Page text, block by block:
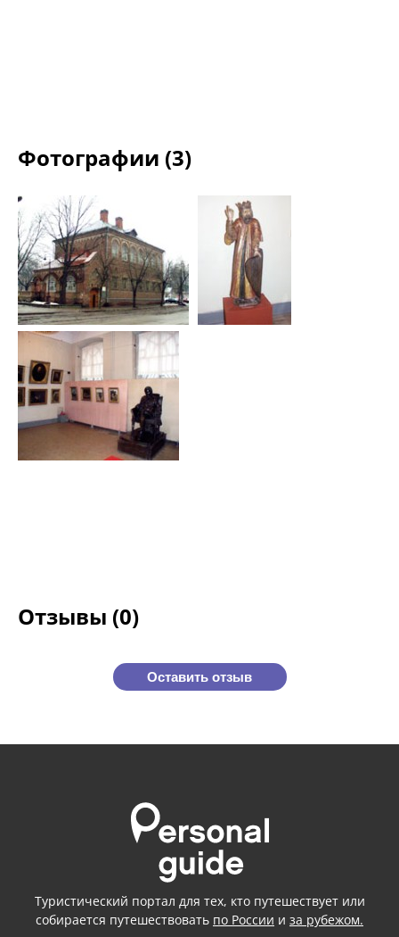
Фотографии (3)
Отзывы (0)
Оставить отзыв
Туристический портал для тех, кто путешествует или
собирается путешествовать по России и за рубежом.